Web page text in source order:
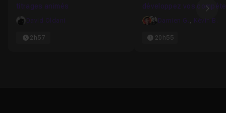
titrages animés
David Oldani
2h57
développez vos
en Motion Design
Damien G. , Kévin B.
20h55